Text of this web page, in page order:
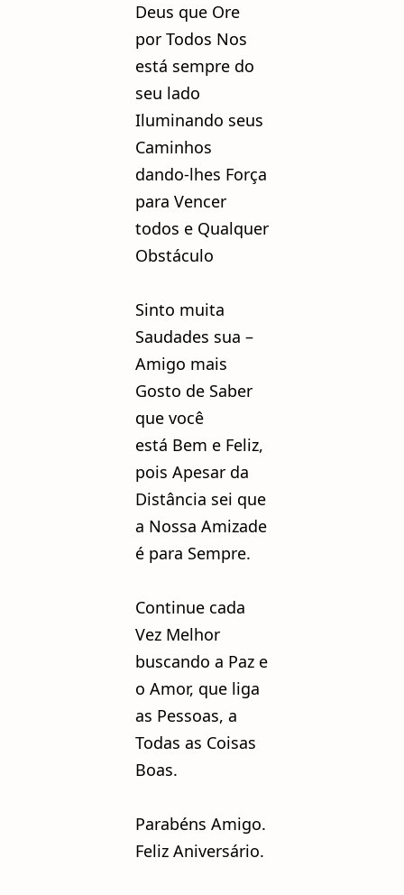
Deus que Ore
por Todos Nos
está sempre do
seu lado
Iluminando seus
Caminhos
dando-lhes Força
para Vencer
todos e Qualquer
Obstáculo
Sinto muita
Saudades sua –
Amigo mais
Gosto de Saber
que você
está Bem e Feliz,
pois Apesar da
Distância sei que
a Nossa Amizade
é para Sempre.
Continue cada
Vez Melhor
buscando a Paz e
o Amor, que liga
as Pessoas, a
Todas as Coisas
Boas.
Parabéns Amigo.
Feliz Aniversário.